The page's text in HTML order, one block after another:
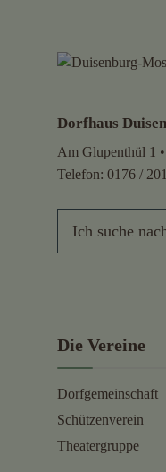
Dorfhaus
Am Glupenthül 1
Telefon: 0176 /
Die Vereine
Dorfgemeinschaft
Schützenverein
Theatergruppe